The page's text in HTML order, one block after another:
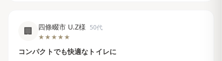
🏢 四條畷市 U.Z様 50代
★★★★★
コンパクトでも快適なトイレに